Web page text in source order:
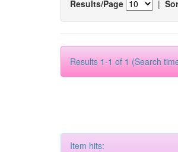
Results/Page |
Results 1-1 of 1 (Search
Item hits: